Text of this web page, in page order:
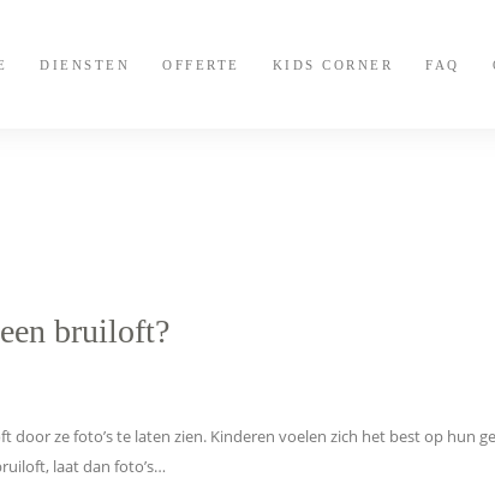
DIENSTEN OFFERTE KIDS CORNER FAQ
bruiloft?
ze foto’s te laten zien. Kinderen voelen zich het best op hun
laat dan foto’s…